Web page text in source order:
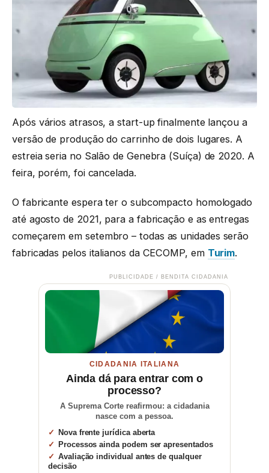
Após vários atrasos, a start-up finalmente lançou a
versão de produção do carrinho de dois lugares. A
estreia seria no Salão de Genebra (Suíça) de 2020. A
feira, porém, foi cancelada.
O fabricante espera ter o subcompacto homologado
até agosto de 2021, para a fabricação e as entregas
começarem em setembro – todas as unidades serão
fabricadas pelos italianos da CECOMP, em Turim.
PUBLICIDADE / BENDITA CIDADANIA
CIDADANIA ITALIANA
Ainda dá para entrar com o
processo?
A Suprema Corte reafirmou: a cidadania
nasce com a pessoa.
Nova frente jurídica aberta
Processos ainda podem ser apresentados
Avaliação individual antes de qualquer
decisão